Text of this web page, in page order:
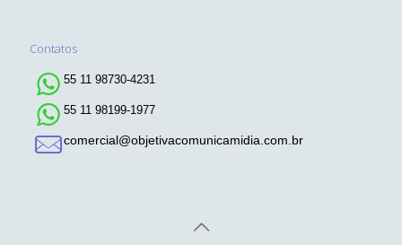
Contatos
55 11 98730-4231
55 11 98199-1977
comercial@objetivacomunicamidia.com.br